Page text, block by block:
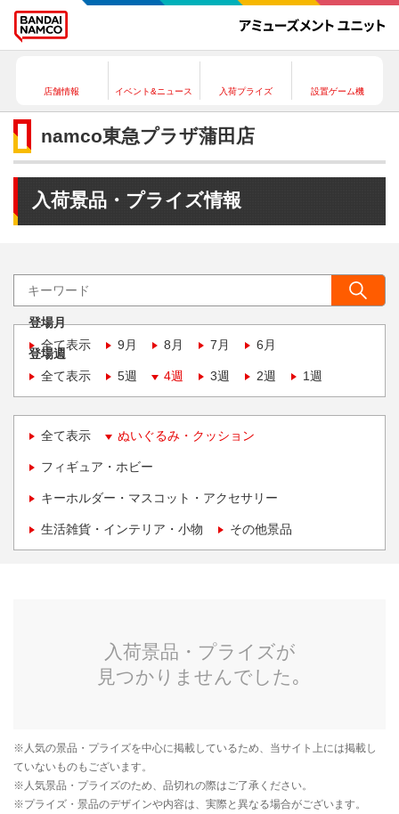
店舗情報 イベント&ニュース 入荷プライズ 設置ゲーム機
namco東急プラザ蒲田店
入荷景品・プライズ情報
登場月
全て表示
9月 8月 7月 6月
登場週
全て表示
5週 4週 3週 2週 1週
全て表示 ぬいぐるみ・クッション
フィギュア・ホビー
キーホルダー・マスコット・アクセサリー
生活雑貨・インテリア・小物 その他景品